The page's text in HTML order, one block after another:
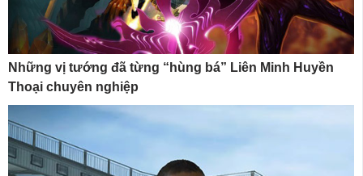
Những vị tướng đã từng “hùng bá” Liên Minh Huyền
Thoại chuyên nghiệp